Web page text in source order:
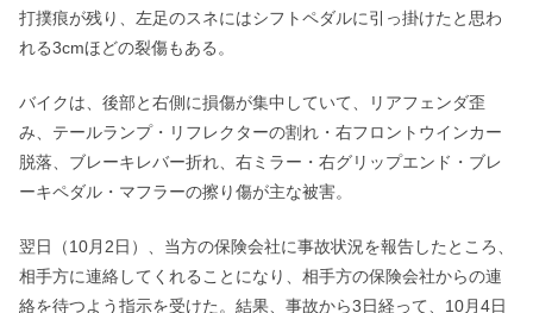
打撲痕が残り、左足のスネにはシフトペダルに引っ掛けたと思わ
れる3cmほどの裂傷もある。
バイクは、後部と右側に損傷が集中していて、リアフェンダ歪
み、テールランプ・リフレクターの割れ・右フロントウインカー
脱落、ブレーキレバー折れ、右ミラー・右グリップエンド・ブレ
ーキペダル・マフラーの擦り傷が主な被害。
翌日（10月2日）、当方の保険会社に事故状況を報告したところ、
相手方に連絡してくれることになり、相手方の保険会社からの連
絡を待つよう指示を受けた。結果、事故から3日経って、10月4日